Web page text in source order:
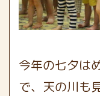
今年の七夕は
で、天の川も